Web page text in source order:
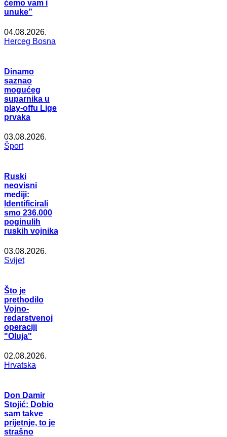
ćemo vam i
unuke”
04.08.2026.
Herceg Bosna
Dinamo
saznao
mogućeg
suparnika u
play-offu Lige
prvaka
03.08.2026.
Šport
Ruski
neovisni
mediji:
Identificirali
smo 236.000
poginulih
ruskih vojnika
03.08.2026.
Svijet
Što je
prethodilo
Vojno-
redarstvenoj
operaciji
"Oluja"
02.08.2026.
Hrvatska
Don Damir
Stojić: Dobio
sam takve
prijetnje, to je
strašno